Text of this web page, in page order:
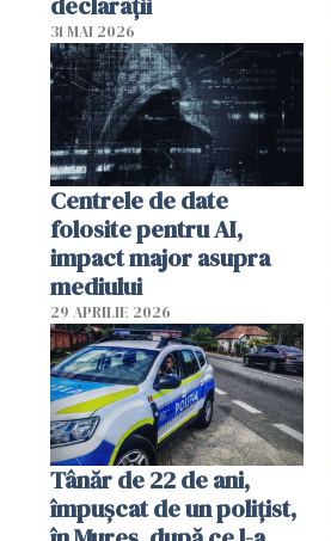
31 MAI 2026
Centrele de date
folosite pentru AI,
impact major asupra
mediului
29 APRILIE 2026
Tânăr de 22 de ani,
împușcat de un polițist,